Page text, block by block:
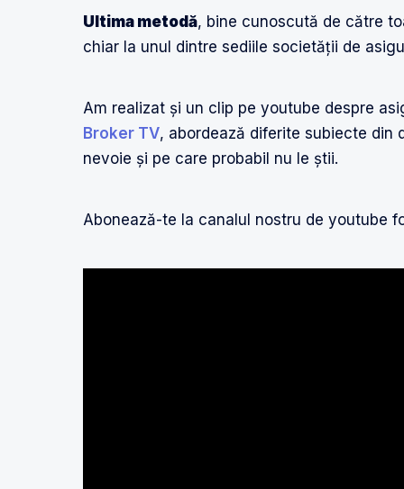
Ultima metodă, bine cunoscută de către
chiar la unul dintre sediile societății de
Am realizat și un clip pe youtube despre
Broker TV, abordează diferite subiecte din
nevoie și pe care probabil nu le știi.
Abonează-te la canalul nostru de youtube